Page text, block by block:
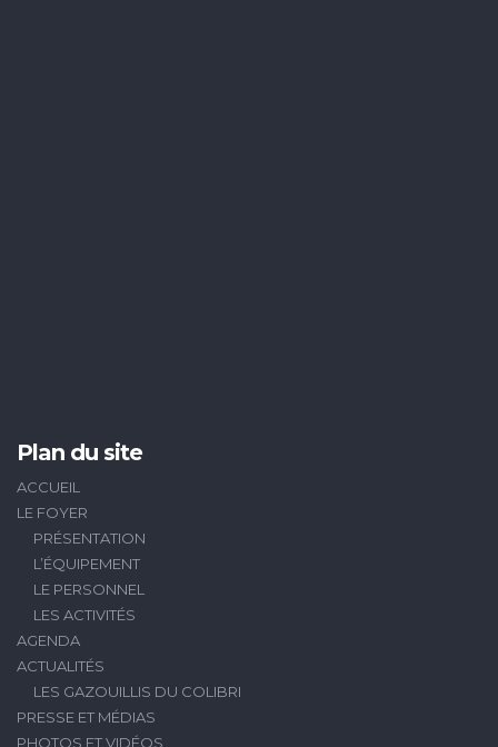
Plan du site
ACCUEIL
LE FOYER
PRÉSENTATION
L’ÉQUIPEMENT
LE PERSONNEL
LES ACTIVITÉS
AGENDA
ACTUALITÉS
LES GAZOUILLIS DU COLIBRI
PRESSE ET MÉDIAS
PHOTOS ET VIDÉOS